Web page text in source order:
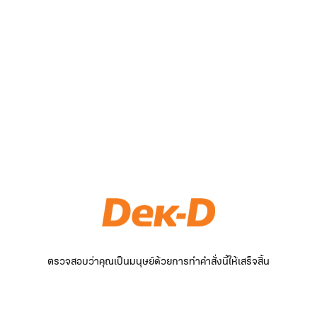
ตรวจสอบว่าคุณเป็นมนุษย์ด้วยการทำคำสั่งนี้ให้เสร็จสิ้น